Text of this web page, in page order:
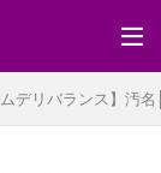
ムデリバランス】汚